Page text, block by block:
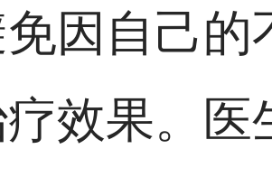
因自己
效果。医